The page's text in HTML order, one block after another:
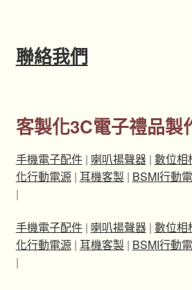
聯絡我們
客製化3C電子禮品製
手機電子配件| 喇叭揚聲器| 數位相
化行動電源| 耳機客製| BSMI行動
|
手機電子配件| 喇叭揚聲器| 數位相
化行動電源| 耳機客製| BSMI行動
|